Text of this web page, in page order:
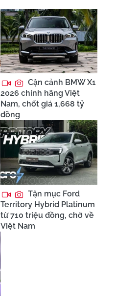
Cận cảnh BMW X1
2026 chính hãng Việt
Nam, chốt giá 1,668 tỷ
đồng
Tận mục Ford
Territory Hybrid Platinum
từ 710 triệu đồng, chờ về
Việt Nam